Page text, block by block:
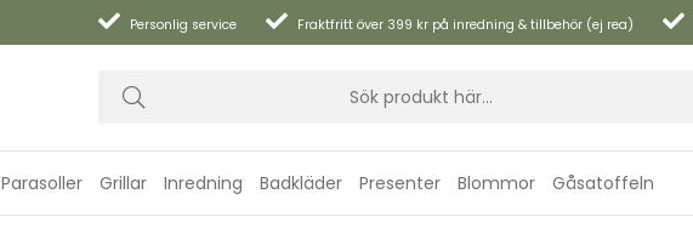
Personlig service Fraktfritt över 399 kr på inredning & tillbehör (ej rea)
Parasoller Grillar Inredning Badkläder Presenter Blommor Gåsatoffeln